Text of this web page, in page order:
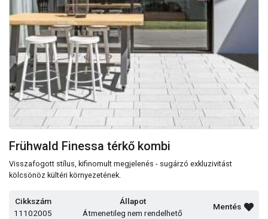
Frühwald Finessa térkő kombi
Visszafogott stílus, kifinomult megjelenés - sugárzó exkluzivitást
kölcsönöz kültéri környezetének.
Cikkszám
11102005
Állapot
Átmenetileg nem rendelhető
Mentés